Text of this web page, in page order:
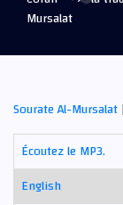
Mursalat
Sourate Al-Mursalat
Écoutez le MP3.
English